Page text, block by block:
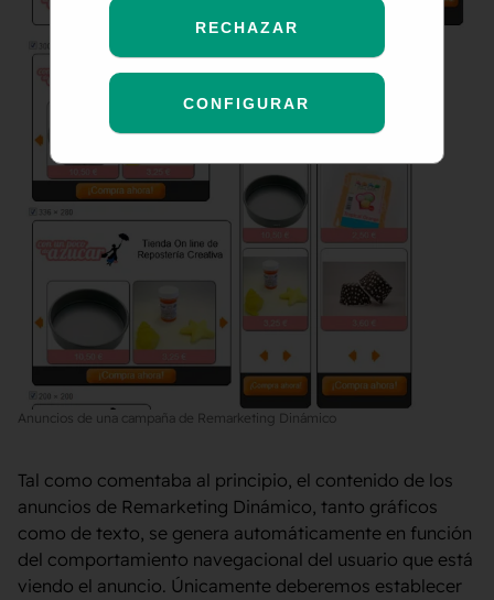
Anuncios de una campaña de Remarketing Dinámico
Tal como comentaba al principio, el contenido de los
anuncios de Remarketing Dinámico, tanto gráficos
como de texto, se genera automáticamente en función
del comportamiento navegacional del usuario que está
viendo el anuncio. Únicamente deberemos establecer
RECHAZAR
CONFIGURAR